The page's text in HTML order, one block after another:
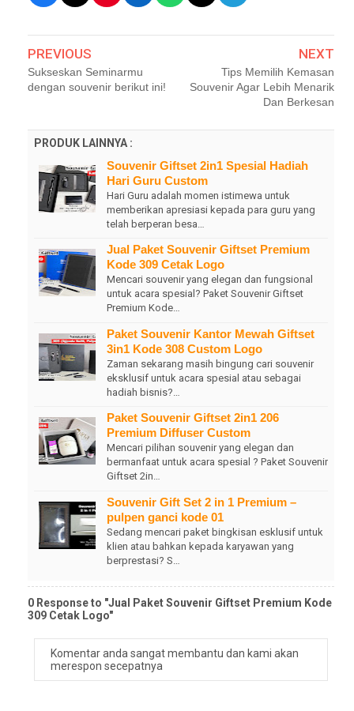
PREVIOUS
Sukseskan Seminarmu
dengan souvenir berikut ini!
NEXT
Tips Memilih Kemasan
Souvenir Agar Lebih Menarik
Dan Berkesan
PRODUK LAINNYA :
Souvenir Giftset 2in1 Spesial Hadiah
Hari Guru Custom
Hari Guru adalah momen istimewa untuk
memberikan apresiasi kepada para guru yang
telah berperan besa…
Jual Paket Souvenir Giftset Premium
Kode 309 Cetak Logo
Mencari souvenir yang elegan dan fungsional
untuk acara spesial? Paket Souvenir Giftset
Premium Kode…
Paket Souvenir Kantor Mewah Giftset
3in1 Kode 308 Custom Logo
Zaman sekarang masih bingung cari souvenir
eksklusif untuk acara spesial atau sebagai
hadiah bisnis?…
Paket Souvenir Giftset 2in1 206
Premium Diffuser Custom
Mencari pilihan souvenir yang elegan dan
bermanfaat untuk acara spesial ? Paket Souvenir
Giftset 2in…
Souvenir Gift Set 2 in 1 Premium –
pulpen ganci kode 01
Sedang mencari paket bingkisan esklusif untuk
klien atau bahkan kepada karyawan yang
berprestasi? S…
0 Response to "Jual Paket Souvenir Giftset Premium Kode
309 Cetak Logo"
Komentar anda sangat membantu dan kami akan
merespon secepatnya